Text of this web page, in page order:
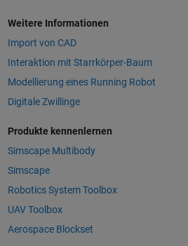
Weitere Informationen
Import von CAD
Interaktion mit Starrkörper-Baum
Modellierung eines Running Robot
Digitale Zwillinge
Produkte kennenlernen
Simscape Multibody
Simscape
Robotics System Toolbox
UAV Toolbox
Aerospace Blockset